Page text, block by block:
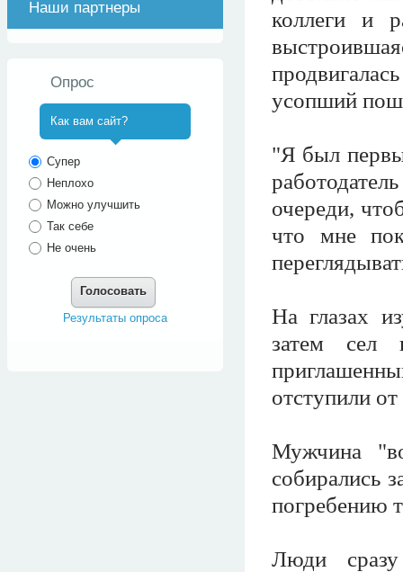
коллеги и
усопший
"Я был
очереди,
что мне
На глазах
затем сел
отступили
Мужчина
собирались
погребению
Люди
Наши партнеры
Опрос
Как вам сайт?
Супер
Неплохо
Можно улучшить
Так себе
Не очень
Голосовать
Результаты опроса